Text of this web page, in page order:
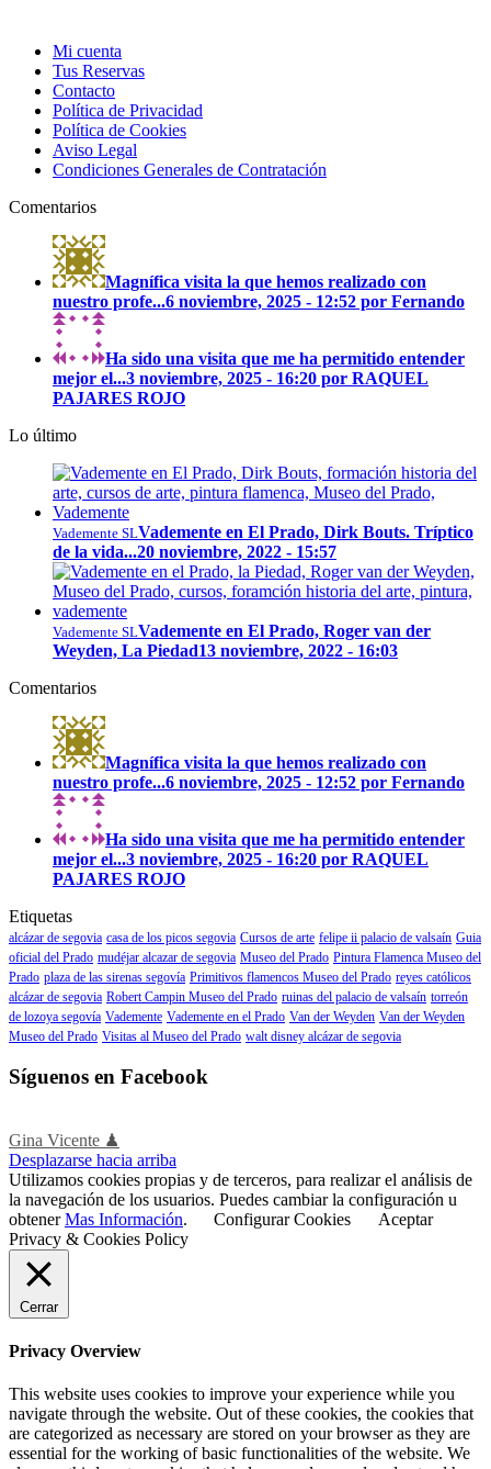
Mi cuenta
Tus Reservas
Contacto
Política de Privacidad
Política de Cookies
Aviso Legal
Condiciones Generales de Contratación
Comentarios
Magnífica visita la que hemos realizado con
nuestro profe...6 noviembre, 2025 - 12:52 por Fernando
Ha sido una visita que me ha permitido entender
mejor el...3 noviembre, 2025 - 16:20 por RAQUEL
PAJARES ROJO
Lo último
Vademente SLVademente en El Prado, Dirk Bouts. Tríptico
de la vida...20 noviembre, 2022 - 15:57
Vademente SLVademente en El Prado, Roger van der
Weyden, La Piedad13 noviembre, 2022 - 16:03
Comentarios
Magnífica visita la que hemos realizado con
nuestro profe...6 noviembre, 2025 - 12:52 por Fernando
Ha sido una visita que me ha permitido entender
mejor el...3 noviembre, 2025 - 16:20 por RAQUEL
PAJARES ROJO
Etiquetas
alcázar de segovia casa de los picos segovia Cursos de arte felipe ii palacio de valsaín Guia
oficial del Prado mudéjar alcazar de segovia Museo del Prado Pintura Flamenca Museo del
Prado plaza de las sirenas segovía Primitivos flamencos Museo del Prado reyes católicos
alcázar de segovia Robert Campin Museo del Prado ruinas del palacio de valsaín torreón
de lozoya segovía Vademente Vademente en el Prado Van der Weyden Van der Weyden
Museo del Prado Visitas al Museo del Prado walt disney alcázar de segovia
Síguenos en Facebook
Gina Vicente ♟
Desplazarse hacia arriba
Utilizamos cookies propias y de terceros, para realizar el análisis de
la navegación de los usuarios. Puedes cambiar la configuración u
obtenerMas Información. Configurar Cookies
Aceptar
Privacy & Cookies Policy
Cerrar
Privacy Overview
This website uses cookies to improve your experience while you
navigate through the website. Out of these cookies, the cookies that
are categorized as necessary are stored on your browser as they are
essential for the working of basic functionalities of the website. We